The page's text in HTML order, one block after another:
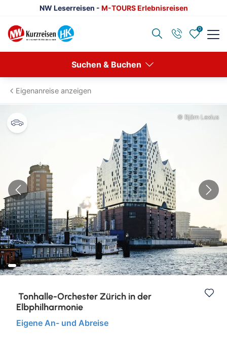
NW Leserreisen - M-TOURS Erlebnisreisen
0
Suchen & Buchen
Reisethemen anzeigen
Europa
Klassische Konzerte
Konzertreisen
Kulturreisen
Nord- & Ostsee
Städtereisen
Eigenanreise anzeigen
© Björn Lexius
Tonhalle-Orchester Zürich in der
Elbphilharmonie
Eigene An- und Abreise